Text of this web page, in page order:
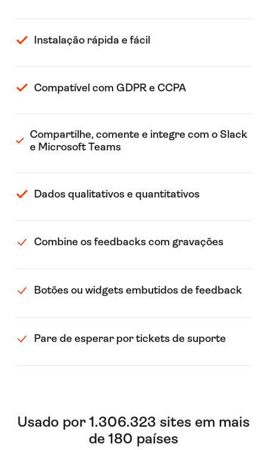
Instalação rápida e fácil
Compatível com GDPR e CCPA
Compartilhe, comente e integre com o Slack
e Microsoft Teams
Dados qualitativos e quantitativos
Combine os feedbacks com gravações
Botões ou widgets embutidos de feedback
Pare de esperar por tickets de suporte
Usado por 1.306.323 sites em mais
de 180 países